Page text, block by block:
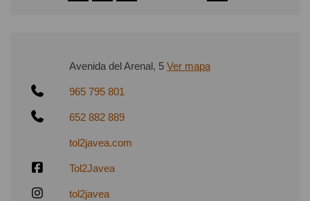
Avenida del Arenal, 5 Ver mapa
965 795 801
652 882 889
tol2javea.com
Tol2Javea
tol2javea